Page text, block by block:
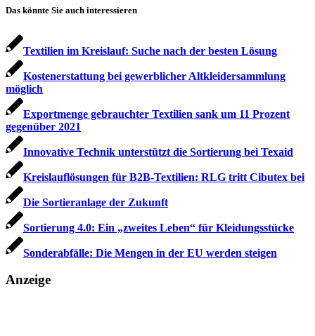
Das könnte Sie auch interessieren
Textilien im Kreislauf: Suche nach der besten Lösung
Kostenerstattung bei gewerblicher Altkleidersammlung
möglich
Exportmenge gebrauchter Textilien sank um 11 Prozent
gegenüber 2021
Innovative Technik unterstützt die Sortierung bei Texaid
Kreislauflösungen für B2B-Textilien: RLG tritt Cibutex bei
Die Sortieranlage der Zukunft
Sortierung 4.0: Ein „zweites Leben“ für Kleidungsstücke
Sonderabfälle: Die Mengen in der EU werden steigen
Anzeige